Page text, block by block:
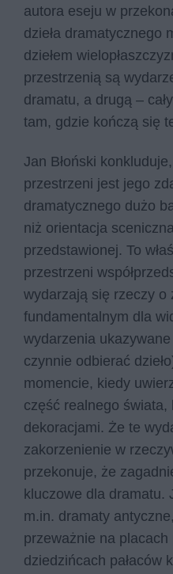
autora eseju w
dzieła dramatycznego
dziełem
przestrzenią są
dramatu, a drugą –
tam, gdzie kończą się
Jan Błoński
przestrzeni jest jego
dramatycznego dużo
niż orientacja
przedstawionej. To
przestrzeni
wydarzają się rzeczy o
fundamentalnym dla
wydarzenia
czynnie odbierać
momencie, kiedy
część realnego
dekoracjami. Że te
zakorzenienie w
przekonuje, że
kluczowe dla dramatu.
m.in. dramaty
przeważnie na
dziedzińcach pałaców